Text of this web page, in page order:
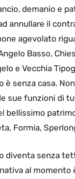
demanio e
annullare il
agevolato
Basso,
e Vecchia
è senza casa.
sue funzioni di
bellissimo
Formia,
diventa senza
al momento